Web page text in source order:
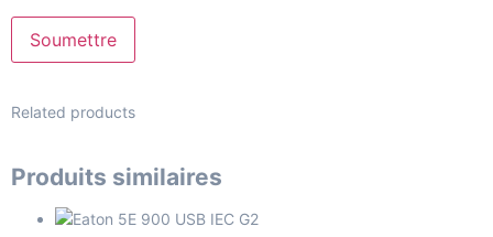
Related products
Produits similaires